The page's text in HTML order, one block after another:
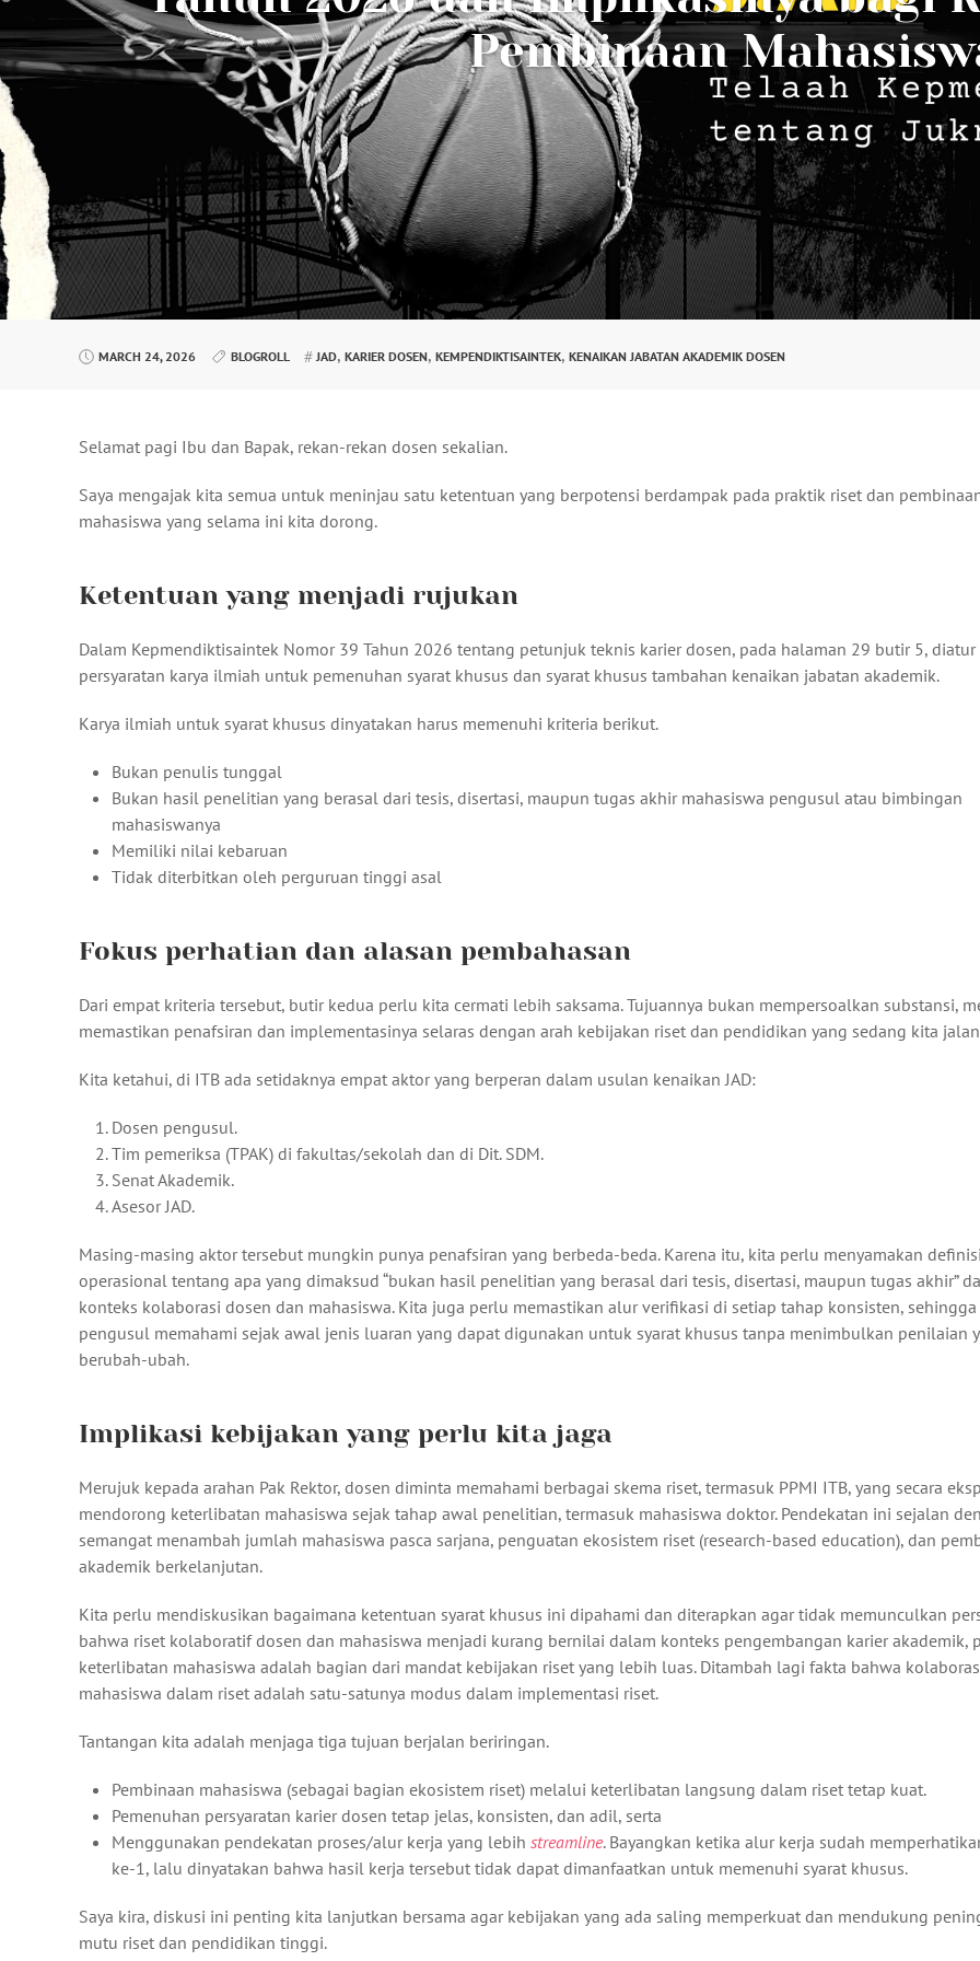
Pembinaan
MARCH 24, 2026 BLOGROLL JAD, KARIER DOSEN, KEMPENDIKTISAINTEK, KENAIKAN JABATAN AKADEMIK DOSEN
Selamat pagi Ibu dan Bapak, rekan-rekan dosen sekalian.
Saya mengajak kita semua untuk meninjau satu ketentuan yang berpotensi berdampak pada praktik riset dan
mahasiswa yang selama ini kita dorong.
Ketentuan yang menjadi rujukan
Dalam Kepmendiktisaintek Nomor 39 Tahun 2026 tentang petunjuk teknis karier dosen, pada halaman 29 butir 5, diatur
persyaratan karya ilmiah untuk pemenuhan syarat khusus dan syarat khusus tambahan kenaikan jabatan akademik.
Karya ilmiah untuk syarat khusus dinyatakan harus memenuhi kriteria berikut.
Bukan penulis tunggal
Bukan hasil penelitian yang berasal dari tesis, disertasi, maupun tugas akhir mahasiswa pengusul atau bimbingan
mahasiswanya
Memiliki nilai kebaruan
Tidak diterbitkan oleh perguruan tinggi asal
Fokus perhatian dan alasan pembahasan
Dari empat kriteria tersebut, butir kedua perlu kita cermati lebih saksama. Tujuannya bukan mempersoalkan substansi,
memastikan penafsiran dan implementasinya selaras dengan arah kebijakan riset dan pendidikan yang sedang kita
Kita ketahui, di ITB ada setidaknya empat aktor yang berperan dalam usulan kenaikan JAD:
Dosen pengusul.
Tim pemeriksa (TPAK) di fakultas/sekolah dan di Dit. SDM.
Senat Akademik.
Asesor JAD.
Masing-masing aktor tersebut mungkin punya penafsiran yang berbeda-beda. Karena itu, kita perlu menyamakan
operasional tentang apa yang dimaksud “bukan hasil penelitian yang berasal dari tesis, disertasi, maupun tugas akhir”
konteks kolaborasi dosen dan mahasiswa. Kita juga perlu memastikan alur verifikasi di setiap tahap konsisten,
pengusul memahami sejak awal jenis luaran yang dapat digunakan untuk syarat khusus tanpa menimbulkan penilaian
berubah-ubah.
Implikasi kebijakan yang perlu kita jaga
Merujuk kepada arahan Pak Rektor, dosen diminta memahami berbagai skema riset, termasuk PPMI ITB, yang secara
mendorong keterlibatan mahasiswa sejak tahap awal penelitian, termasuk mahasiswa doktor. Pendekatan ini sejalan
semangat menambah jumlah mahasiswa pasca sarjana, penguatan ekosistem riset (research-based education), dan
akademik berkelanjutan.
Kita perlu mendiskusikan bagaimana ketentuan syarat khusus ini dipahami dan diterapkan agar tidak memunculkan
bahwa riset kolaboratif dosen dan mahasiswa menjadi kurang bernilai dalam konteks pengembangan karier akademik,
keterlibatan mahasiswa adalah bagian dari mandat kebijakan riset yang lebih luas. Ditambah lagi fakta bahwa
mahasiswa dalam riset adalah satu-satunya modus dalam implementasi riset.
Tantangan kita adalah menjaga tiga tujuan berjalan beriringan.
Pembinaan mahasiswa (sebagai bagian ekosistem riset) melalui keterlibatan langsung dalam riset tetap kuat.
Pemenuhan persyaratan karier dosen tetap jelas, konsisten, dan adil, serta
Menggunakan pendekatan proses/alur kerja yang lebih streamline. Bayangkan ketika alur kerja sudah
ke-1, lalu dinyatakan bahwa hasil kerja tersebut tidak dapat dimanfaatkan untuk memenuhi syarat khusus.
Saya kira, diskusi ini penting kita lanjutkan bersama agar kebijakan yang ada saling memperkuat dan mendukung
mutu riset dan pendidikan tinggi.